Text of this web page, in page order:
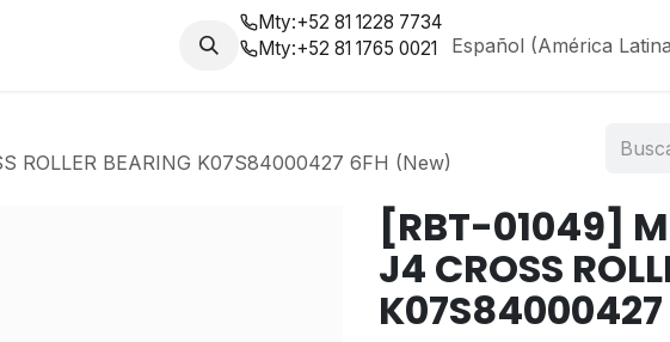
Nosotros Blog
Mty:+52 81 1228 7734
Mty:+52 81 1765 0021 Español (América
ROLLER BEARING K07S84000427 6FH (New)
[RBT-01049]
J4 CROSS